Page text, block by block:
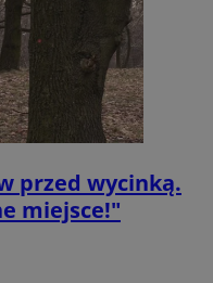
przed wycinką.
miejsce!"